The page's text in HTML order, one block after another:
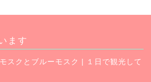
ます
スクとブルーモスク | １日で観光して